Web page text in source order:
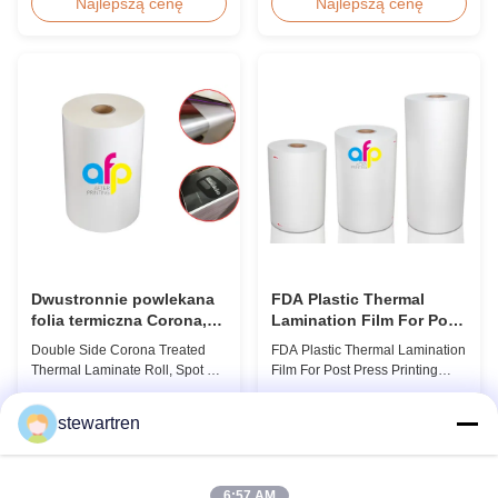
Laminating Film BOPP Thermal
as the base material layer and
EVA as the heat-sensitive layer,
thermal lamination film
lamination film enhances
gloss, elegant appearance...
Dwustronnie powlekana
folia termiczna Corona,
folia termiczna z lakierem
punktowym UV
Double Side Corona Treated
Thermal Laminate Roll, Spot UV
Varnish Thermal Film Product
Overview Double Sides Corona
Treated Thermal Lamination
FDA Plastic Thermal
Lamination Film For Post
Press Printing Laminat
FDA Plastic Thermal Lamination
Film For Post Press Printing
Laminate Transparent Plastic
for Post-press Printing Laminate
Material BOPP (Biaxially
stewartren